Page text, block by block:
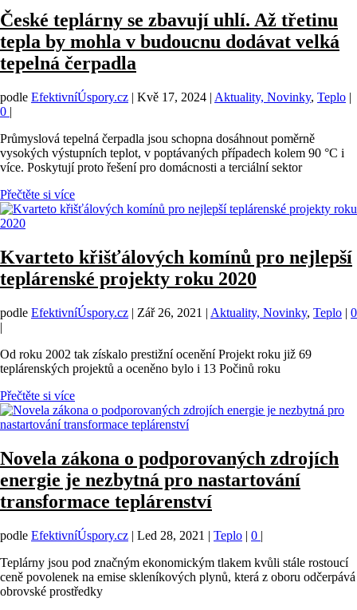
České teplárny se zbavují uhlí. Až třetinu
tepla by mohla v budoucnu dodávat velká
tepelná čerpadla
podle EfektivníÚspory.cz | Kvě 17, 2024 | Aktuality, Novinky, Teplo |
0 |
Průmyslová tepelná čerpadla jsou schopna dosáhnout poměrně
vysokých výstupních teplot, v poptávaných případech kolem 90 °C i
více. Poskytují proto řešení pro domácnosti a terciální sektor
Přečtěte si více
Kvarteto křišťálových komínů pro nejlepší
teplárenské projekty roku 2020
podle EfektivníÚspory.cz | Zář 26, 2021 | Aktuality, Novinky, Teplo | 0
|
Od roku 2002 tak získalo prestižní ocenění Projekt roku již 69
teplárenských projektů a oceněno bylo i 13 Počinů roku
Přečtěte si více
Novela zákona o podporovaných zdrojích
energie je nezbytná pro nastartování
transformace teplárenství
podle EfektivníÚspory.cz | Led 28, 2021 | Teplo | 0 |
Teplárny jsou pod značným ekonomickým tlakem kvůli stále rostoucí
ceně povolenek na emise skleníkových plynů, která z oboru odčerpává
obrovské prostředky